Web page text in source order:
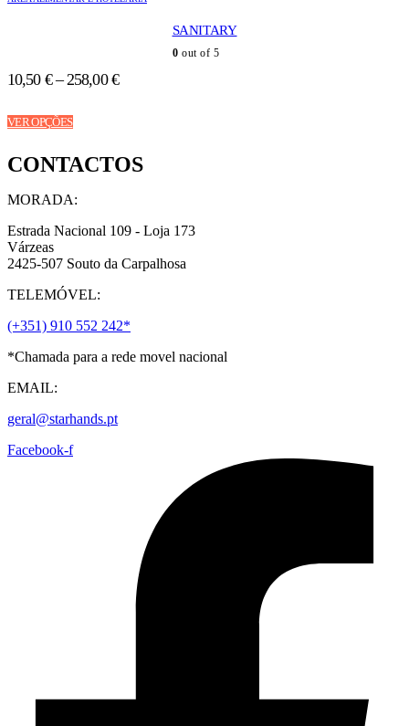
on
product
page
SANITARY
0 out of 5
10,50 €–258,00€
VER OPÇÕESThis
product
multiple
The
may
chosen
the
page
CONTACTOS
MORADA:
Estrada Nacional 109 - Loja 173
Várzeas
2425-507 Souto da Carpalhosa
TELEMÓVEL:
(+351) 910 552 242*
*Chamada para a rede movel nacional
EMAIL:
geral@starhands.pt
Facebook-f